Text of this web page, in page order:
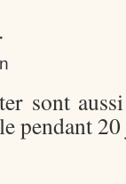
sont
pendant